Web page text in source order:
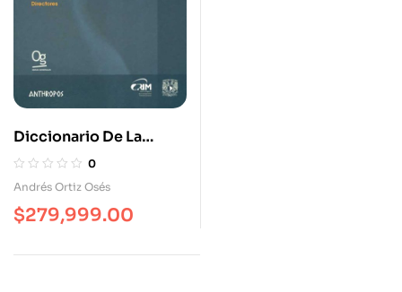
Diccionario De La
Existencia0
Andrés Ortiz Osés
$279,999.00